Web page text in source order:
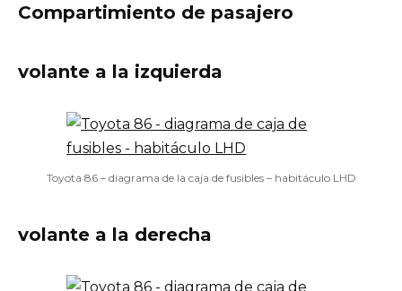
Compartimiento de pasajero
volante a la izquierda
Toyota 86 – diagrama de la caja de fusibles – habitáculo LHD
volante a la derecha